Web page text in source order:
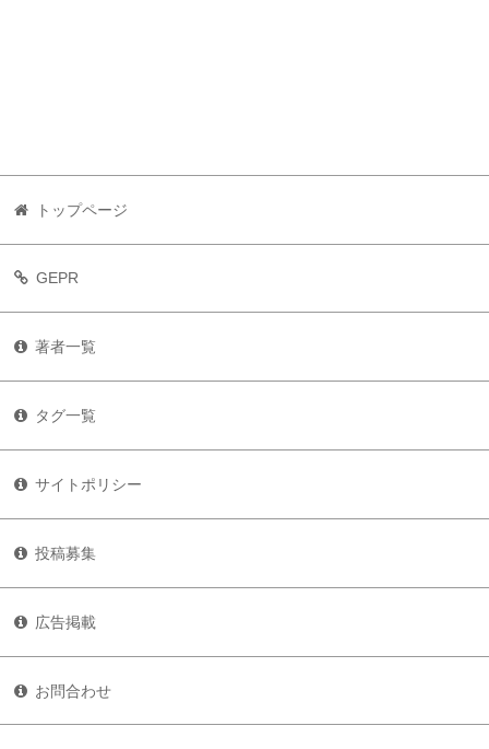
トップページ
GEPR
著者一覧
タグ一覧
サイトポリシー
投稿募集
広告掲載
お問合わせ